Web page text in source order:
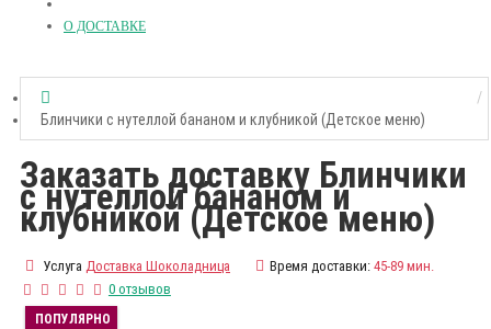
О ДОСТАВКЕ
Блинчики с нутеллой бананом и клубникой (Детское меню)
Заказать доставку Блинчики
с нутеллой бананом и
клубникой (Детское меню)
Услуга Доставка Шоколадница Время доставки: 45-89 мин.
0 отзывов
ПОПУЛЯРНО